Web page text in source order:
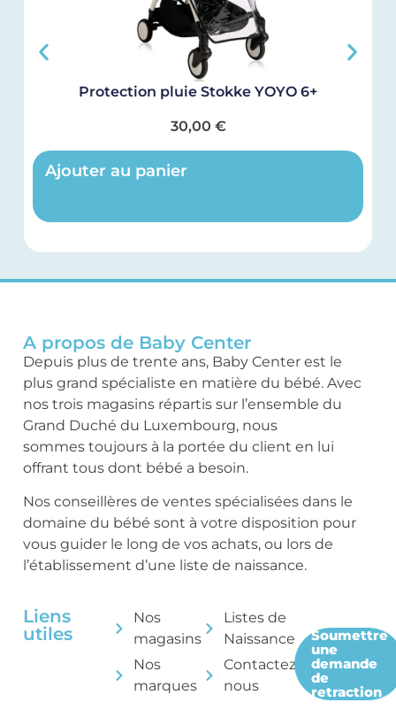
Protection pluie Stokke YOYO 6+
30,00 €
Ajouter au panier
A propos de Baby Center
Depuis plus de trente ans, Baby Center est le
plus grand spécialiste en matière du bébé. Avec
nos trois magasins répartis sur l’ensemble du
Grand Duché du Luxembourg, nous
sommes toujours à la portée du client en lui
offrant tous dont bébé a besoin.
Nos conseillères de ventes spécialisées dans le
domaine du bébé sont à votre disposition pour
vous guider le long de vos achats, ou lors de
l’établissement d’une liste de naissance.
Liens
utiles
Nos
magasins
Nos
marques
Listes de
Naissance
Contactez-
nous
Soumettre
une
demande
de
retraction